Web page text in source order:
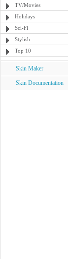
TV/Movies
Holidays
Sci-Fi
Stylish
Top 10
Skin Maker
Skin Documentation